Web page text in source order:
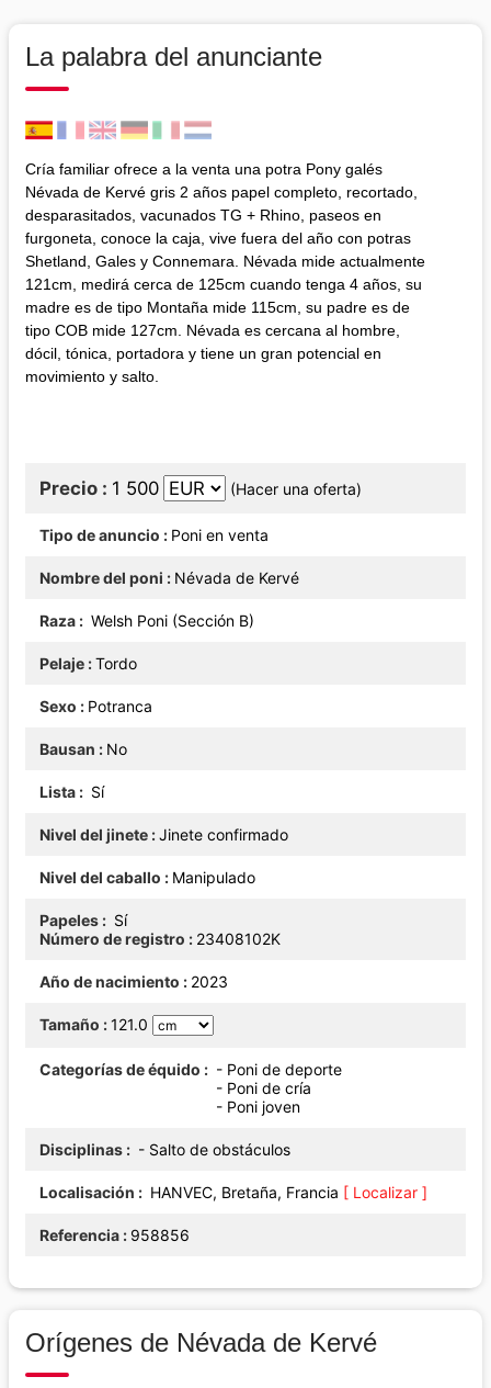
La palabra del anunciante
Cría familiar ofrece a la venta una potra Pony galés
Névada de Kervé gris 2 años papel completo, recortado,
desparasitados, vacunados TG + Rhino, paseos en
furgoneta, conoce la caja, vive fuera del año con potras
Shetland, Gales y Connemara. Névada mide actualmente
121cm, medirá cerca de 125cm cuando tenga 4 años, su
madre es de tipo Montaña mide 115cm, su padre es de
tipo COB mide 127cm. Névada es cercana al hombre,
dócil, tónica, portadora y tiene un gran potencial en
movimiento y salto.
Precio 1 500 (Hacer una oferta)
Tipo de anuncio Poni en venta
Nombre del poni Névada de Kervé
Raza Welsh Poni (Sección B)
Pelaje Tordo
Sexo Potranca
Bausan No
Lista Sí
Nivel del jinete Jinete confirmado
Nivel del caballo Manipulado
Papeles
Sí
Número de registro
23408102K
Año de nacimiento 2023
Tamaño 121.0
Categorías de équido
- Poni de deporte
- Poni de cría
- Poni joven
Disciplinas - Salto de obstáculos
Localisación HANVEC, Bretaña, Francia [ Localizar ]
Referencia 958856
Orígenes de Névada de Kervé